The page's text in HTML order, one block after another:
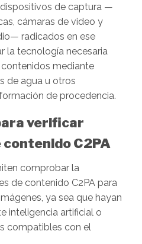
de captura —
cámaras de video y
radicados en ese
la tecnología necesaria
mediante
de agua u otros
de procedencia.
verificar
C2PA
comprobar la
de contenido C2PA para
ya sea que hayan
inteligencia artificial o
compatibles con el